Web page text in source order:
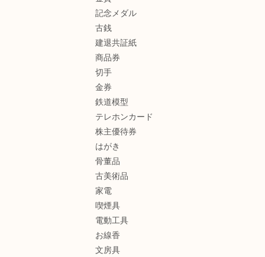
記念メダル
古銭
建退共証紙
商品券
切手
金券
鉄道模型
テレホンカード
株主優待券
はがき
骨董品
古美術品
家電
喫煙具
電動工具
お線香
文房具